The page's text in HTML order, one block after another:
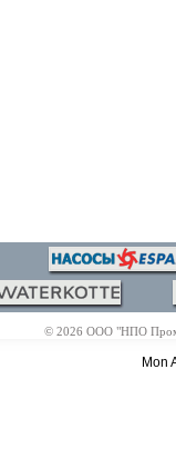
© 2026 ООО "НПО
Mon